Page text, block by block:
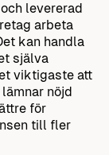
levererad
arbeta
kan handla
själva
viktigaste att
nöjd
för
till fler